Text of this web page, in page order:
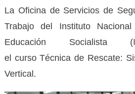
La Oficina de Servicios de
Trabajo del Instituto
Educación Socialista
el cursoTécnica de Rescate:
Vertical.